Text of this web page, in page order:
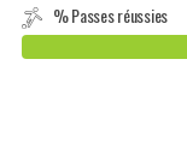
% Passes réussies